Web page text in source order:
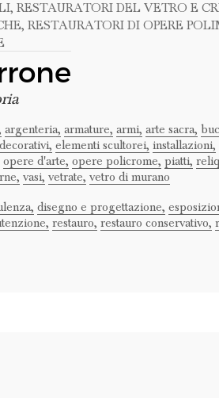
, RESTAURATORI DEL VETRO E
, RESTAURATORI DI OPERE
argenteria, armature, armi, arte sacra,
elementi scultorei, installazioni,
opere d'arte, opere policrome, piatti,
vasi, vetrate, vetro di murano
disegno e progettazione,
restauro, restauro conservativo,